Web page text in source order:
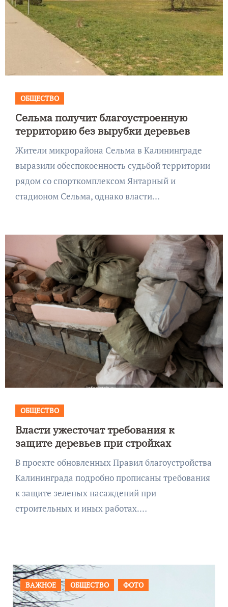
ОБЩЕСТВО
Сельма получит благоустроенную
территорию без вырубки деревьев
Жители микрорайона Сельма в Калининграде
выразили обеспокоенность судьбой территории
рядом со спорткомплексом Янтарный и
стадионом Сельма, однако власти…
ОБЩЕСТВО
Власти ужесточат требования к
защите деревьев при стройках
В проекте обновленных Правил благоустройства
Калининграда подробно прописаны требования
к защите зеленых насаждений при
строительных и иных работах.…
ВАЖНОЕ ОБЩЕСТВО ФОТО